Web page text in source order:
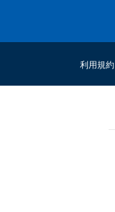
利用規約